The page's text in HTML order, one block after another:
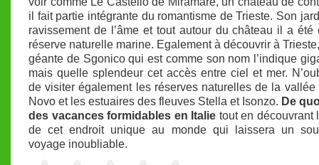
il fait partie intégrante du romantisme de Trieste. Son
ravissement de l’âme et tout autour du château il a été
réserve naturelle marine. Egalement à découvrir à
géante de Sgonico qui est comme son nom l’indique
mais quelle splendeur cet accès entre ciel et mer.
de visiter également les réserves naturelles de la vallée
Novo et les estuaires des fleuves Stella et Isonzo. De
des vacances formidables en Italie tout en découvrant
de cet endroit unique au monde qui laissera un
voyage inoubliable.